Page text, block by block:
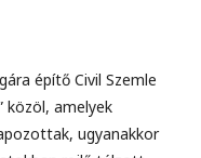
építő Civil Szemle
közöl, amelyek
ugyanakkor